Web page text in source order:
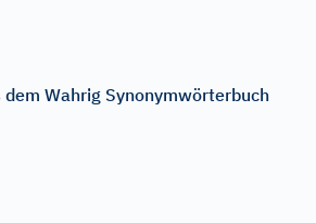
Wahrig Synonymwörterbuch